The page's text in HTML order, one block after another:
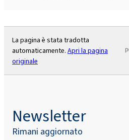
La pagina è stata tradotta
automaticamente. Apri la pagina
originale
Newsletter
Rimani aggiornato